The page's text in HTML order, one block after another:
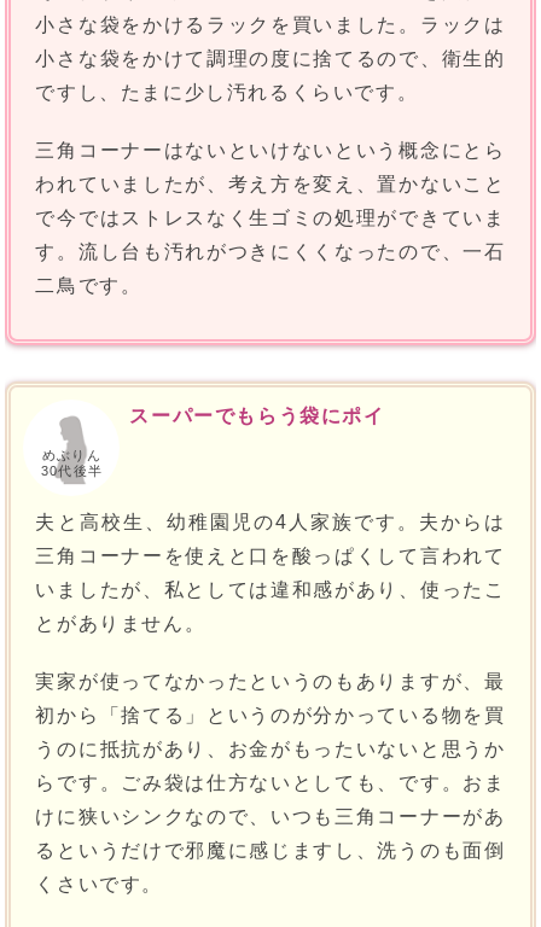
小さな袋をかけるラックを買いました。ラックは
小さな袋をかけて調理の度に捨てるので、衛生的
ですし、たまに少し汚れるくらいです。
三角コーナーはないといけないという概念にとら
われていましたが、考え方を変え、置かないこと
で今ではストレスなく生ゴミの処理ができていま
す。流し台も汚れがつきにくくなったので、一石
二鳥です。
めぶりん
30代後半
スーパーでもらう袋にポイ
夫と高校生、幼稚園児の4人家族です。夫からは
三角コーナーを使えと口を酸っぱくして言われて
いましたが、私としては違和感があり、使ったこ
とがありません。
実家が使ってなかったというのもありますが、最
初から「捨てる」というのが分かっている物を買
うのに抵抗があり、お金がもったいないと思うか
らです。ごみ袋は仕方ないとしても、です。おま
けに狭いシンクなので、いつも三角コーナーがあ
るというだけで邪魔に感じますし、洗うのも面倒
くさいです。